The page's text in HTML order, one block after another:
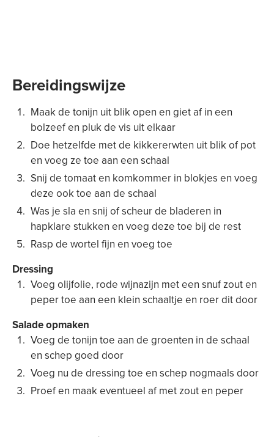
Bereidingswijze
Maak de tonijn uit blik open en giet af in een
bolzeef en pluk de vis uit elkaar
Doe hetzelfde met de kikkererwten uit blik of pot
en voeg ze toe aan een schaal
Snij de tomaat en komkommer in blokjes en voeg
deze ook toe aan de schaal
Was je sla en snij of scheur de bladeren in
hapklare stukken en voeg deze toe bij de rest
Rasp de wortel fijn en voeg toe
Dressing
Voeg olijfolie, rode wijnazijn met een snuf zout en
peper toe aan een klein schaaltje en roer dit door
Salade opmaken
Voeg de tonijn toe aan de groenten in de schaal
en schep goed door
Voeg nu de dressing toe en schep nogmaals door
Proef en maak eventueel af met zout en peper